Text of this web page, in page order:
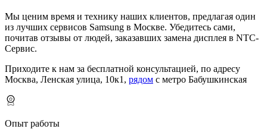
Мы ценим время и технику наших клиентов, предлагая один
из лучших сервисов Samsung в Москве. Убедитесь сами,
почитав отзывы от людей, заказавших замена дисплея в NTC-
Сервис.
Приходите к нам за бесплатной консультацией, по адресу
Москва, Ленская улица, 10к1, рядом с метро Бабушкинская
Опыт работы